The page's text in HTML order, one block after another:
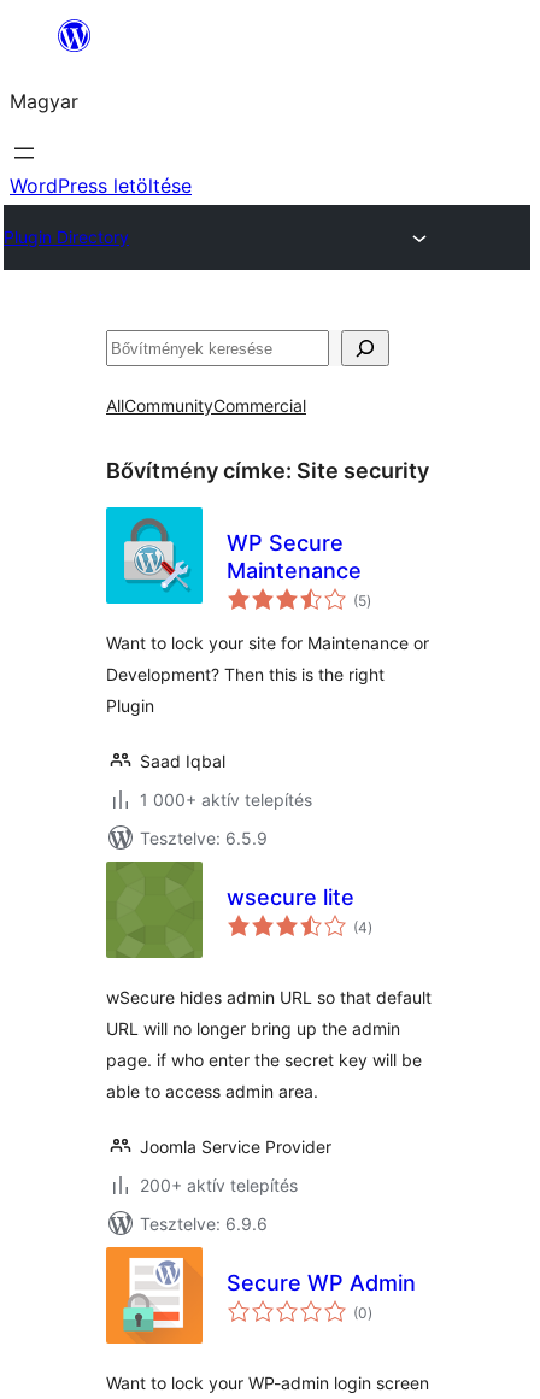
Ugrás
tartalomhoz
Magyar
WordPress letöltése
Plugin Directory
Keresés
AllCommunityCommercial
Bővítmény címke: Site security
WP Secure
Maintenance
(5értékelés
összesen
)
Want to lock your site for Maintenance or
Development? Then this is the right
Plugin
Saad Iqbal
1 000+ aktív telepítés
Tesztelve: 6.5.9
wsecure lite
(4értékelés
összesen
)
wSecure hides admin URL so that default
URL will no longer bring up the admin
page. if who enter the secret key will be
able to access admin area.
Joomla Service Provider
200+ aktív telepítés
Tesztelve: 6.9.6
Secure WP Admin
(0értékelés
összesen
)
Want to lock your WP-admin login screen